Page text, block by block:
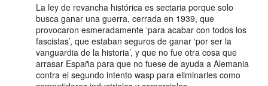
La ley de revancha histórica es sectaria porque solo
busca ganar una guerra, cerrada en 1939, que
provocaron esmeradamente ‘para acabar con todos los
fascistas’, que estaban seguros de ganar ‘por ser la
vanguardia de la historia’, y que no fue otra cosa que
arrasar España para que no fuese de ayuda a Alemania
contra el segundo intento wasp para eliminarles como